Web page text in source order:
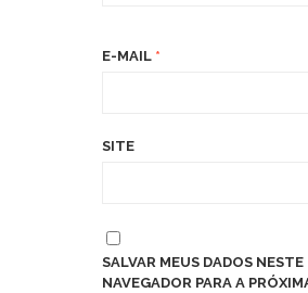
E-MAIL *
SITE
SALVAR MEUS DADOS NESTE
NAVEGADOR PARA A